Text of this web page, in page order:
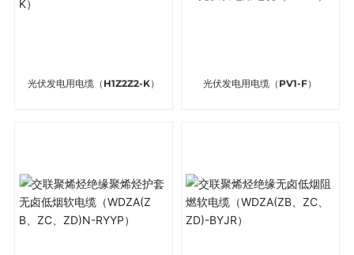
光伏发电用电缆（H1Z2Z2-K） 光伏发电用电缆（PV1-F）